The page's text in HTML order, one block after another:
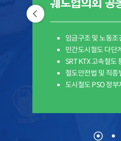
궤도협의회 공
임금구조 및 노동조
민간도시철도 다단
SRT KTX 고속철도
철도안전법 및 직종
도시철도 PSO 정부